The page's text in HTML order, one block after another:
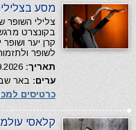
מסע
צלילי
בקונצרט
קרן יער
לשופר
תאריך:
ערים: באר
כרטיסים
קלאסי